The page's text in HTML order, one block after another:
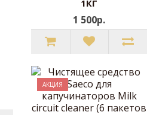
1КГ
1 500р.
АКЦИЯ